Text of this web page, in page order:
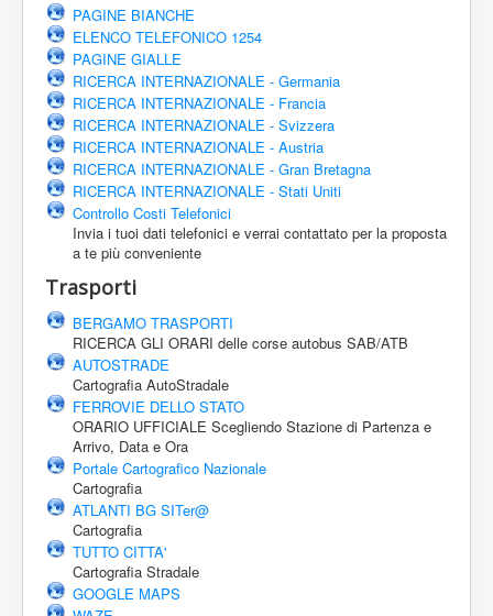
PAGINE BIANCHE
ELENCO TELEFONICO 1254
PAGINE GIALLE
RICERCA INTERNAZIONALE - Germania
RICERCA INTERNAZIONALE - Francia
RICERCA INTERNAZIONALE - Svizzera
RICERCA INTERNAZIONALE - Austria
RICERCA INTERNAZIONALE - Gran Bretagna
RICERCA INTERNAZIONALE - Stati Uniti
Controllo Costi Telefonici
Invia i tuoi dati telefonici e verrai contattato per la proposta
a te più conveniente
Trasporti
BERGAMO TRASPORTI
RICERCA GLI ORARI delle corse autobus SAB/ATB
AUTOSTRADE
Cartografia AutoStradale
FERROVIE DELLO STATO
ORARIO UFFICIALE Scegliendo Stazione di Partenza e
Arrivo, Data e Ora
Portale Cartografico Nazionale
Cartografia
ATLANTI BG SITer@
Cartografia
TUTTO CITTA'
Cartografia Stradale
GOOGLE MAPS